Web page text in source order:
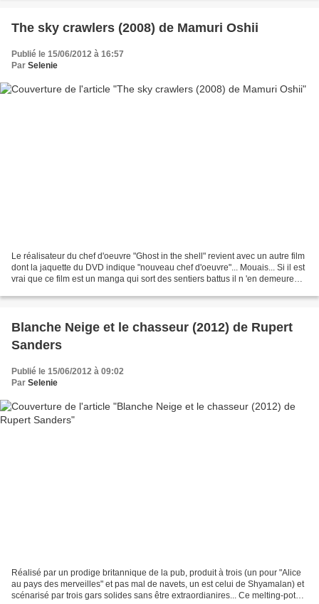
The sky crawlers (2008) de Mamuri Oshii
Publié le 15/06/2012 à 16:57
Par Selenie
Le réalisateur du chef d'oeuvre "Ghost in the shell" revient avec un autre film
dont la jaquette du DVD indique "nouveau chef d'oeuvre"... Mouais... Si il est
vrai que ce film est un manga qui sort des sentiers battus il n 'en demeure
Blanche Neige et le chasseur (2012) de Rupert
Sanders
Publié le 15/06/2012 à 09:02
Par Selenie
Réalisé par un prodige britannique de la pub, produit à trois (un pour "Alice
au pays des merveilles" et pas mal de navets, un est celui de Shyamalan) et
scénarisé par trois gars solides sans être extraordianires... Ce melting-pot